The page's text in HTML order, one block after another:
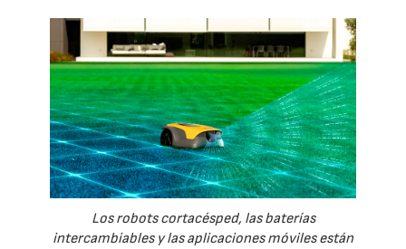
Los robots cortacésped, las baterías
intercambiables y las aplicaciones móviles están